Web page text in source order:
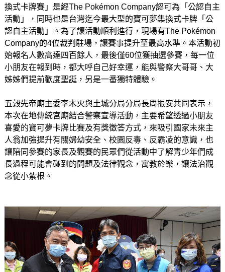
換式卡牌賽」是經The Pokémon Company認可為「公認自主
活動」，同時也是台灣迄今最大型的寶可夢集換式卡牌「公
認自主活動」。為了讓活動順利進行，現場有The Pokémon
Company的4位裁判駐場，讓賽事提升至最高水準。本活動初
始報名人數高達四百餘人，最後僅60位獲抽選參賽，每一位
小朋友在報到時，都大呼自己好幸運，能與警察大哥哥、大
姊姊們提前歡度聖誕，另是一番獨特體驗。
五穀先帝廟主委李木火與土城分局分局長周振安共同表示，
本次在地傳統宮廟結合警察宣導活動，主要希望透過小朋友
喜愛的寶可夢卡牌比賽及有獎徵答方式，來吸引國家未來主
人翁加強提升有關婦幼安全、校園反毒、反霸凌的意識，也
讓陪同參賽的家長及觀賽的民眾們從活動中了解青少年們成
長過程可能會碰到的問題及法律觀念，寓教於樂，讓法治觀
念從小紮根。